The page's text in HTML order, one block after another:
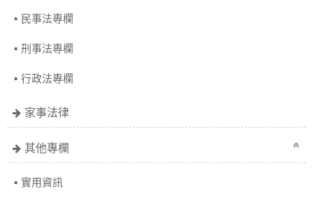
民事法專欄
刑事法專欄
行政法專欄
家事法律
其他專欄
實用資訊